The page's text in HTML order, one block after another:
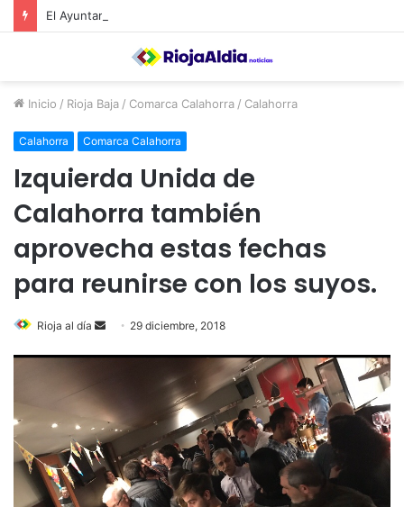
Inicio / Rioja Baja / Comarca Calahorra / Calahorra
Calahorra Comarca Calahorra
Izquierda Unida de
Calahorra también
aprovecha estas fechas
para reunirse con los suyos.
Rioja al día
a
n
m
a
29 diciembre, 2018